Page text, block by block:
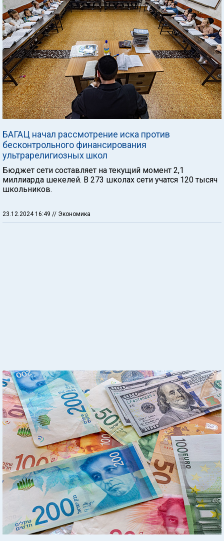
БАГАЦ начал рассмотрение иска против
бесконтрольного финансирования
ультрарелигиозных школ
Бюджет сети составляет на текущий момент 2,1
миллиарда шекелей. В 273 школах сети учатся 120 тысяч
школьников.
23.12.2024 16:49 // Экономика